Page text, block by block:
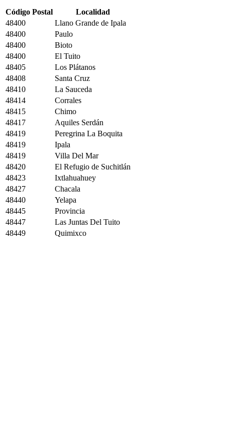
Código Postal
Localidad
48400
Llano Grande de Ipala
48400
Paulo
48400
Bioto
48400
El Tuito
48405
Los Plátanos
48408
Santa Cruz
48410
La Sauceda
48414
Corrales
48415
Chimo
48417
Aquiles Serdán
48419
Peregrina La Boquita
48419
Ipala
48419
Villa Del Mar
48420
El Refugio de Suchitlán
48423
Ixtlahuahuey
48427
Chacala
48440
Yelapa
48445
Provincia
48447
Las Juntas Del Tuito
48449
Quimixco